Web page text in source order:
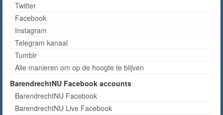
Twitter
Facebook
Instagram
Telegram kanaal
Tumblr
Alle manieren om op de hoogte te blijven
BarendrechtNU Facebook accounts
BarendrechtNU Facebook
BarendrechtNU Live Facebook